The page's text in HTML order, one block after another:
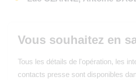
Vous souhaitez en
Tous les détails de l'opération, les
contacts presse sont disponibles